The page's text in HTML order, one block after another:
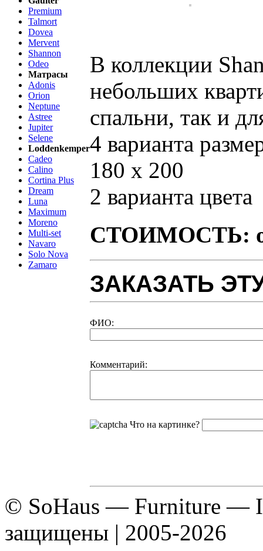
Premium
Talmort
Dovea
Mervent
Shannon
Odeo
Матрасы
Adonis
Orion
Neptune
Astree
Jupiter
Selene
Loddenkemper
Cadeo
Calino
Cortina Plus
Dream
Luna
Maximum
Moreno
Multi-set
Navaro
Solo Nova
Zamaro
В коллекции
небольших
спальни, так и
4 варианта
180 x 200
2 варианта цвета
СТОИМОСТЬ:
ЗАКАЗАТЬ
ФИО:
Комментарий:
Что на картинке?
© SoHaus — Furniture —
защищены | 2005-2026